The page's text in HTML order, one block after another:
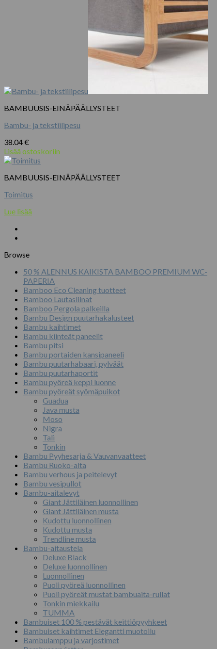
BAMBUUSIS-EINÄPÄÄLLYSTEET
Bambu- ja tekstiilipesu
38.04€
Lisää ostoskoriin
BAMBUUSIS-EINÄPÄÄLLYSTEET
Toimitus
Lue lisää
Browse
50 % ALENNUS KAIKISTA BAMBOO PREMIUM WC-
PAPERIA
Bamboo Eco Cleaning tuotteet
Bamboo Lautasliinat
Bamboo Pergola palkeilla
Bambu Design puutarhakalusteet
Bambu kaihtimet
Bambu kiinteät paneelit
Bambu pitsi
Bambu portaiden kansipaneeli
Bambu puutarhabaari, pylväät
Bambu puutarhaportit
Bambu pyöreä keppi luonne
Bambu pyöreät syömäpuikot
Guadua
Java musta
Moso
Nigra
Tali
Tonkin
Bambu Pyyhesarja & Vauvanvaatteet
Bambu Ruoko-aita
Bambu verhous ja peitelevyt
Bambu vesipullot
Bambu-aitalevyt
Giant Jättiläinen luonnollinen
Giant Jättiläinen musta
Kudottu luonnollinen
Kudottu musta
Trendline musta
Bambu-aitaustela
Deluxe Black
Deluxe luonnollinen
Luonnollinen
Puoli pyöreä luonnollinen
Puoli pyöreät mustat bambuaita-rullat
Tonkin miekkailu
TUMMA
Bambuiset 100 % pestävät keittiöpyyhkeet
Bambuiset kaihtimet Elegantti muotoilu
Bambulamppu ja varjostimet